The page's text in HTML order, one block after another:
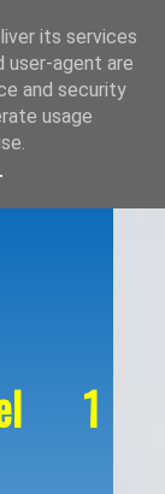
1
its services
user-agent are
and security
usage